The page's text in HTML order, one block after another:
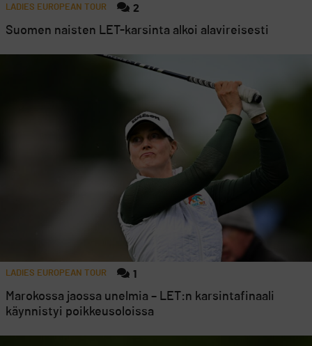
LADIES EUROPEAN TOUR 2
Suomen naisten LET-karsinta alkoi alavireisesti
LADIES EUROPEAN TOUR 1
Marokossa jaossa unelmia – LET:n karsintafinaali
käynnistyi poikkeusoloissa